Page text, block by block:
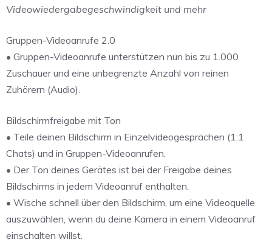
Videowiedergabegeschwindigkeit und mehr
Gruppen-Videoanrufe 2.0
• Gruppen-Videoanrufe unterstützen nun bis zu 1.000
Zuschauer und eine unbegrenzte Anzahl von reinen
Zuhörern (Audio).
Bildschirmfreigabe mit Ton
• Teile deinen Bildschirm in Einzelvideogesprächen (1:1
Chats) und in Gruppen-Videoanrufen.
• Der Ton deines Gerätes ist bei der Freigabe deines
Bildschirms in jedem Videoanruf enthalten.
• Wische schnell über den Bildschirm, um eine Videoquelle
auszuwählen, wenn du deine Kamera in einem Videoanruf
einschalten willst.